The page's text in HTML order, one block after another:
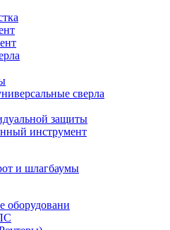
сверла
защиты
инструмент
и шлагбаумы
оборудовани